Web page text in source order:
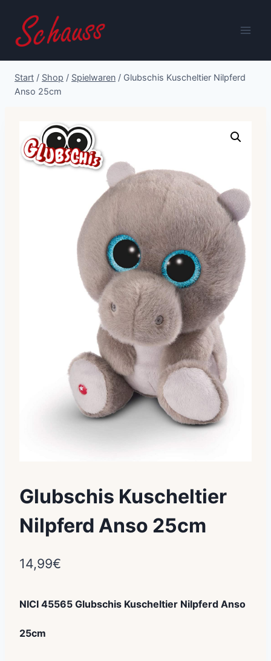
Inhalt
springen
Start / Shop / Spielwaren / Glubschis Kuscheltier Nilpferd
Anso 25cm
Glubschis Kuscheltier
Nilpferd Anso 25cm
14,99€
NICI 45565 Glubschis Kuscheltier Nilpferd Anso
25cm